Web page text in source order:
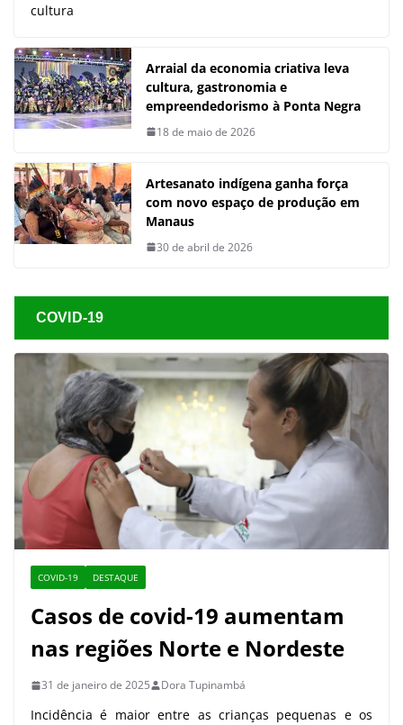
cultura
Arraial da economia criativa leva
cultura, gastronomia e
empreendedorismo à Ponta Negra
18 de maio de 2026
Artesanato indígena ganha força
com novo espaço de produção em
Manaus
30 de abril de 2026
COVID-19
COVID-19 DESTAQUE
Casos de covid-19 aumentam
nas regiões Norte e Nordeste
31 de janeiro de 2025 Dora Tupinambá
Incidência é maior entre as crianças pequenas e os